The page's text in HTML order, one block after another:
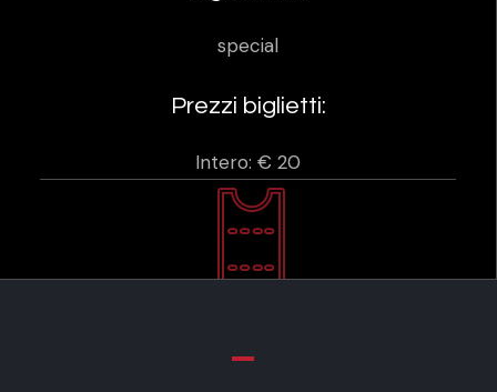
special
Prezzi biglietti:
Intero: € 20